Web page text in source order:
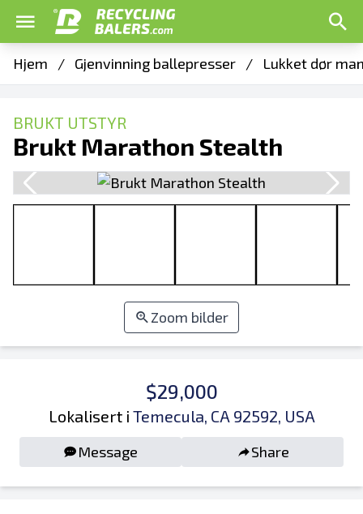
Hjem / Gjenvinning ballepresser / Lukket dør
BRUKT UTSTYR
Brukt Marathon Stealth
Zoom bilder
$29,000
Lokalisert i Temecula, CA 92592, USA
Message Share